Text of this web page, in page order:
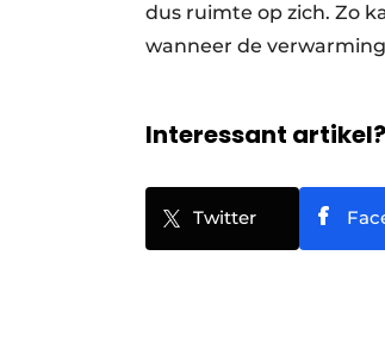
dus ruimte op zich. Zo
wanneer de
Interessant
Twitter